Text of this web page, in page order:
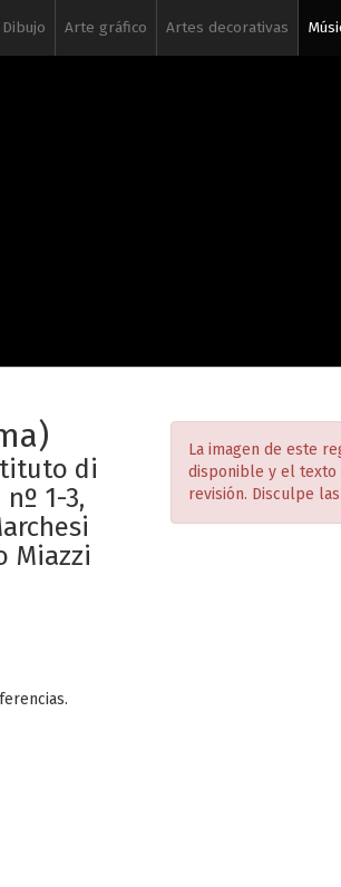
Dibujo Arte gráfico Artes decorativas
di
1-3,
Miazzi
La imagen de este
disponible y el texto
revisión. Disculpe